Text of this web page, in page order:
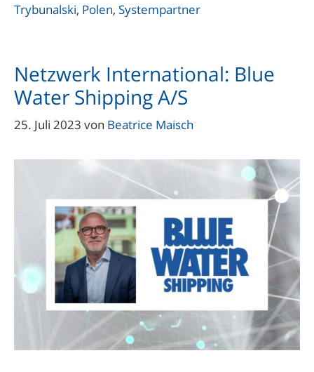
Trybunalski, Polen, Systempartner
Netzwerk International: Blue
Water Shipping A/S
25. Juli 2023 von Beatrice Maisch